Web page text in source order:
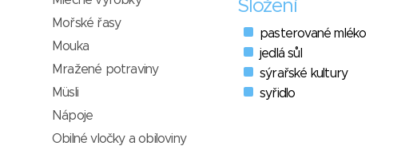
Složení
pasterované mléko
jedlá sůl
sýrařské kultury
syřidlo
Mořské řasy
Mouka
Mražené potraviny
Müsli
Nápoje
Obilné vločky a obiloviny